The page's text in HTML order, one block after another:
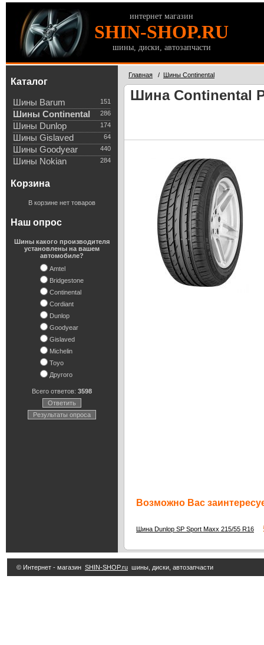
интернет магазин
SHIN-SHOP.RU
шины, диски, автозапчасти
Каталог
151
Шины Barum
286
Шины Continental
174
Шины Dunlop
64
Шины Gislaved
440
Шины Goodyear
284
Шины Nokian
Корзина
В корзине нет товаров
Наш опрос
Шины какого производителя
установлены на вашем
автомобиле?
Amtel
Bridgestone
Continental
Cordiant
Dunlop
Goodyear
Gislaved
Michelin
Toyo
Другого
Всего ответов: 3598
Ответить
Результаты опроса
Главная / Шины Continental
Шина Continental
Возможно Вас
Шина Dunlop SP Sport Maxx 215/55 R16
© Интернет - магазин SHIN-SHOP.ru шины, диски, автозапчасти